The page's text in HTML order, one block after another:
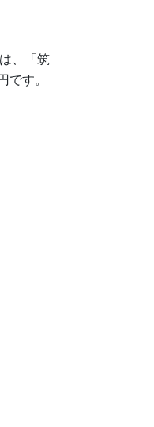
、「筑
です。